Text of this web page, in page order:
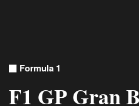
Formula 1
F1 GP Gran